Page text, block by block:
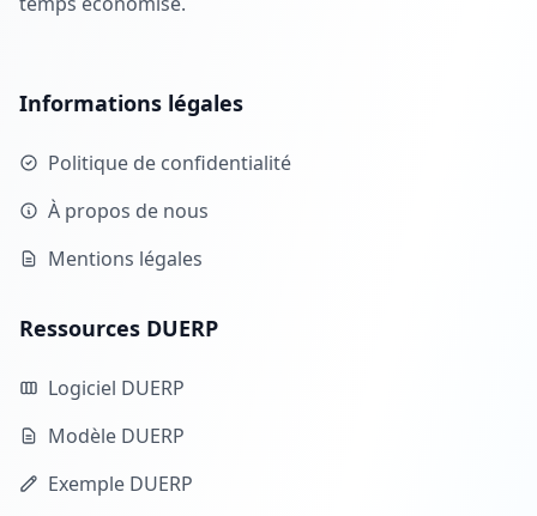
Informations légales
Politique de confidentialité
À propos de nous
Mentions légales
Ressources DUERP
Logiciel DUERP
Modèle DUERP
Exemple DUERP